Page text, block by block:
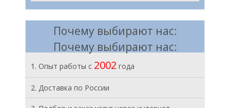
Почему выбирают нас:
Почему выбирают нас:
1. Опыт работы с 2002 года
2. Доставка по России